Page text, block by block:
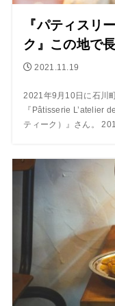
『パティスリ
ク』この地で
2021.11.19
2021年9月10日に石川
『Pâtisserie L’atelier
ティーク）』さん。